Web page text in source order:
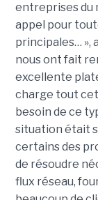
entreprises du
appel pour
principales… »,
nous ont fait
excellente
charge tout
besoin de ce
situation était
certains des
de résoudre
flux réseau,